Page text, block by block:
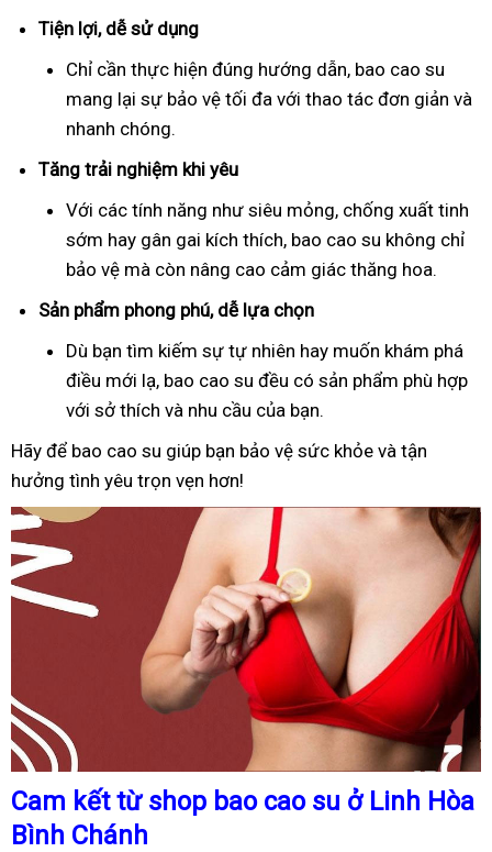
Tiện lợi, dễ sử dụng
Chỉ cần thực hiện đúng hướng dẫn, bao cao su
mang lại sự bảo vệ tối đa với thao tác đơn giản và
nhanh chóng.
Tăng trải nghiệm khi yêu
Với các tính năng như siêu mỏng, chống xuất tinh
sớm hay gân gai kích thích, bao cao su không chỉ
bảo vệ mà còn nâng cao cảm giác thăng hoa.
Sản phẩm phong phú, dễ lựa chọn
Dù bạn tìm kiếm sự tự nhiên hay muốn khám phá
điều mới lạ, bao cao su đều có sản phẩm phù hợp
với sở thích và nhu cầu của bạn.
Hãy để bao cao su giúp bạn bảo vệ sức khỏe và tận
hưởng tình yêu trọn vẹn hơn!
Cam kết từ shop bao cao su ở Linh Hòa
Bình Chánh